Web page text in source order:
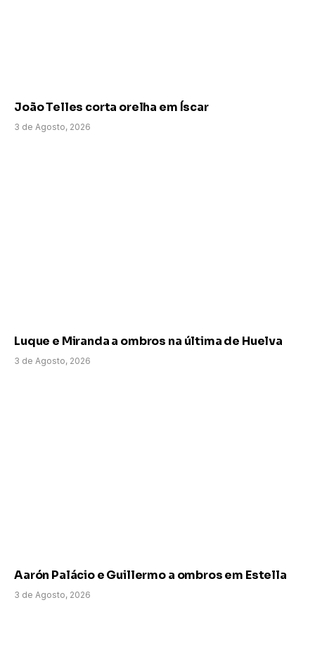
João Telles corta orelha em Íscar
3 de Agosto, 2026
Luque e Miranda a ombros na última de Huelva
3 de Agosto, 2026
Aarón Palácio e Guillermo a ombros em Estella
3 de Agosto, 2026